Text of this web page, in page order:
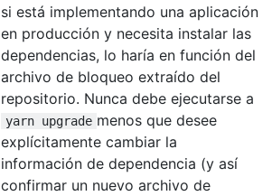
si está implementando una aplicación
en producción y necesita instalar las
dependencias, lo haría en función del
archivo de bloqueo extraído del
repositorio. Nunca debe ejecutarse a
yarn upgrade menos que desee
explícitamente cambiar la
información de dependencia (y así
confirmar un nuevo archivo de